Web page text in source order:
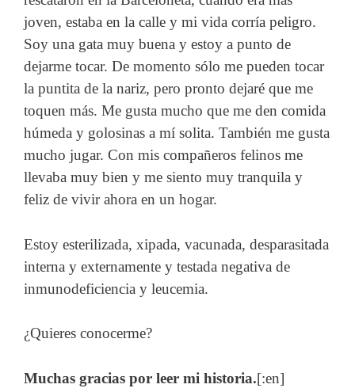
joven, estaba en la calle y mi vida corría peligro.
Soy una gata muy buena y estoy a punto de
dejarme tocar. De momento sólo me pueden tocar
la puntita de la nariz, pero pronto dejaré que me
toquen más. Me gusta mucho que me den comida
húmeda y golosinas a mí solita. También me gusta
mucho jugar. Con mis compañeros felinos me
llevaba muy bien y me siento muy tranquila y
feliz de vivir ahora en un hogar.
Estoy esterilizada, xipada, vacunada, desparasitada
interna y externamente y testada negativa de
inmunodeficiencia y leucemia.
¿Quieres conocerme?
Muchas gracias por leer mi historia.[:en]